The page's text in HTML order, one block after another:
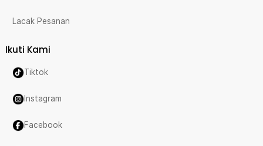
Lacak Pesanan
Ikuti Kami
Tiktok
Instagram
Facebook